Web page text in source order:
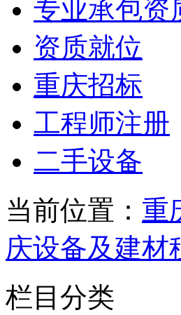
专业承包资
资质就位
重庆招标
工程师注册
二手设备
当前位置： 重
庆设备及建材
栏目分类